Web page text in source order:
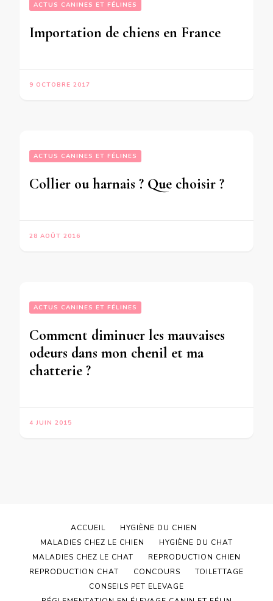
ACTUS CANINES ET FÉLINES
Importation de chiens en France
9 OCTOBRE 2017
ACTUS CANINES ET FÉLINES
Collier ou harnais ? Que choisir ?
28 AOÛT 2016
ACTUS CANINES ET FÉLINES
Comment diminuer les mauvaises
odeurs dans mon chenil et ma
chatterie ?
4 JUIN 2015
ACCUEIL
HYGIÈNE DU CHIEN
MALADIES CHEZ LE CHIEN
HYGIÈNE DU CHAT
MALADIES CHEZ LE CHAT
REPRODUCTION CHIEN
REPRODUCTION CHAT
CONCOURS
TOILETTAGE
CONSEILS PET ELEVAGE